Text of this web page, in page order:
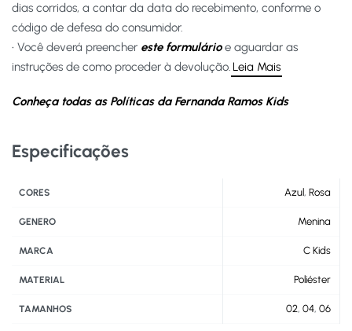
dias corridos, a contar da data do recebimento, conforme o
código de defesa do consumidor.
• Você deverá preencher este formulárioe aguardar as
instruções de como proceder à devolução.Leia Mais
Conheça todas as Políticas da Fernanda Ramos Kids
Especificações
CORES Azul, Rosa
GENERO Menina
MARCA C Kids
MATERIAL Poliéster
TAMANHOS 02, 04, 06